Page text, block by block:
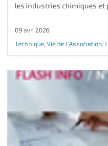
les industries chimiques et
09 avr. 2026
Technique, Vie de l'Association,